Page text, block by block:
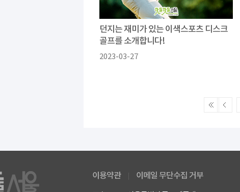
던지는 재미가 있는 이색스포츠 디스크
골프를 소개합니다!
2023-03-27
이용약관 이메일 무단수집 거부